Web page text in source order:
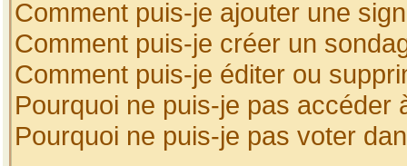
Comment puis-je ajouter une
Comment puis-je créer un
Comment puis-je éditer ou
Pourquoi ne puis-je pas accéder
Pourquoi ne puis-je pas voter